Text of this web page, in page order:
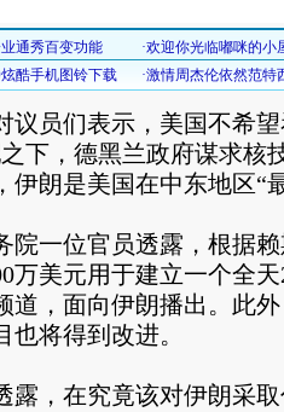
员们表示，美国不希望
下，德黑兰政府谋求核
伊朗是美国在中东地区“
一位官员透露，根据赖
万美元用于建立一个全
道，面向伊朗播出。此
也将得到改进。
，在究竟该对伊朗采取